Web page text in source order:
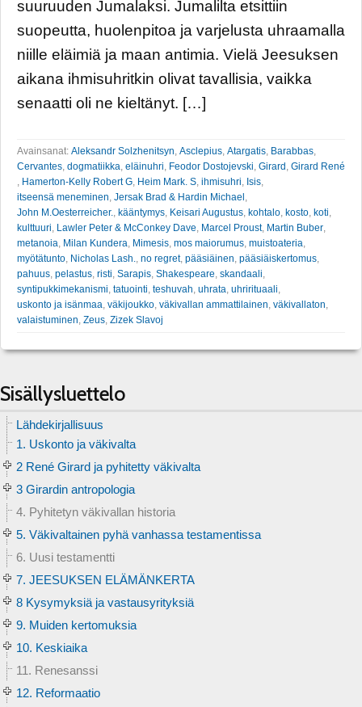
suuruuden Jumalaksi. Jumalilta etsittiin
suopeutta, huolenpitoa ja varjelusta uhraamalla
niille eläimiä ja maan antimia. Vielä Jeesuksen
aikana ihmisuhritkin olivat tavallisia, vaikka
senaatti oli ne kieltänyt. […]
Avainsanat: Aleksandr Solzhenitsyn Asclepius Atargatis Barabbas
Cervantes dogmatiikka eläinuhri Feodor Dostojevski Girard Girard René
Hamerton-Kelly Robert G Heim Mark. S ihmisuhri Isis
itseensä meneminen Jersak Brad & Hardin Michael
John M.Oesterreicher. kääntymys Keisari Augustus kohtalo kosto koti
kulttuuri Lawler Peter & McConkey Dave Marcel Proust, Martin Buber
metanoia Milan Kundera Mimesis mos maiorumus muistoateria
myötätunto Nicholas Lash. no regret, pääsiäinen pääsiäiskertomus
pahuus pelastus risti Sarapis Shakespeare skandaali
syntipukkimekanismi tatuointi teshuvah uhrata uhrirituaali
uskonto ja isänmaa väkijoukko väkivallan ammattilainen väkivallaton
valaistuminen Zeus Zizek Slavoj
Sisällysluettelo
Lähdekirjallisuus
1. Uskonto ja väkivalta
2 René Girard ja pyhitetty väkivalta
3 Girardin antropologia
4. Pyhitetyn väkivallan historia
5. Väkivaltainen pyhä vanhassa testamentissa
6. Uusi testamentti
7. JEESUKSEN ELÄMÄNKERTA
8 Kysymyksiä ja vastausyrityksiä
9. Muiden kertomuksia
10. Keskiaika
11. Renesanssi
12. Reformaatio